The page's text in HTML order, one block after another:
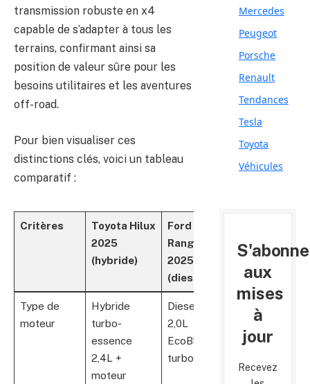
transmission robuste en x4
capable de s’adapter à tous les
terrains, confirmant ainsi sa
position de valeur sûre pour les
besoins utilitaires et les aventures
off-road.
Pour bien visualiser ces
distinctions clés, voici un tableau
comparatif :
Critères
Toyota Hilux
2025
(hybride)
Ford
Ranger
2025
(diesel)
Type de
moteur
Hybride
turbo-
essence
2,4L +
moteur
Diesel
2,0L
EcoBlue
turbo
Mercedes
Peugeot
Porsche
Renault
Tendances
Tesla
Toyota
Véhicules
aux
mises
à
jour
Recevez